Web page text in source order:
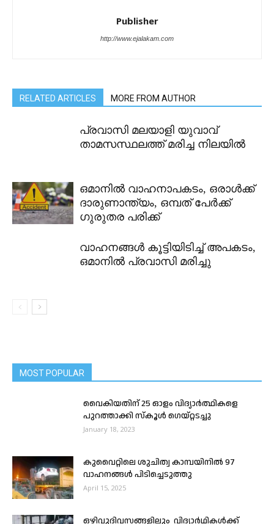
Publisher
http://www.ejalakam.com
RELATED ARTICLES MORE FROM AUTHOR
പ്രവാസി മലയാളി യുവാവ്
താമസസ്ഥലത്ത് മരിച്ച നിലയിൽ
ഒമാനിൽ വാഹനാപകടം, ഒരാൾക്ക്
ദാരുണാന്ത്യം, ഒമ്പത് പേർക്ക് ​
ഗുരുതര പരിക്ക്
വാഹനങ്ങൾ കൂട്ടിയിടിച്ച് അപകടം,
ഒമാനിൽ പ്രവാസി മരിച്ചു
MOST POPULAR
വൈകിയതിന് 25 ഓളം വിദ്യാര്‍ത്ഥികളെ
പുറത്താക്കി സ്കൂള്‍ ഗെയ്റ്റടച്ചു
January 18, 2023
കുവൈറ്റിലെ ശുചിത്വ കാമ്പയിനിൽ 97
വാഹനങ്ങൾ പിടിച്ചെടുത്തു
April 15, 2025
ഒഴിവുദിവസങ്ങളിലും ‍ വിദ്യാർഥികൾക്ക്